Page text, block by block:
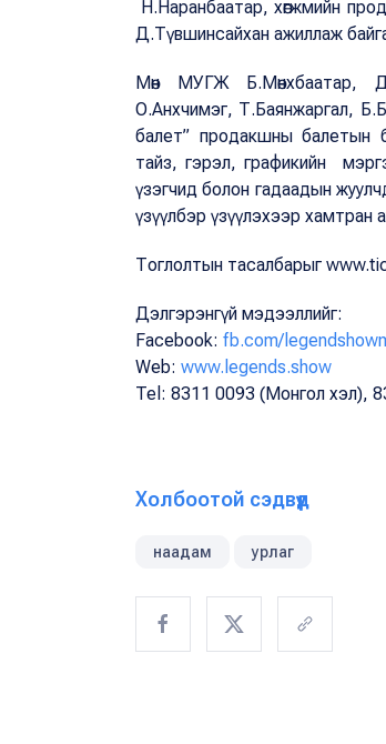
Н.Наранбаатар, хөгжмийн
Д.Түвшинсайхан ажиллаж
Мөн МУГЖ Б.Мөнхбаатар,
О.Анхчимэг, Т.Баянжаргал,
балет” продакшны балетын
тайз, гэрэл, графикийн
үзэгчид болон гадаадын
үзүүлбэр үзүүлэхээр хамтран
Тоглолтын тасалбарыг
Дэлгэрэнгүй мэдээллийг:
Facebook: fb.com/
Web: www.legends.show
Tel: 8311 0093 (Монгол хэл),
Холбоотой сэдвүүд
наадам урлаг